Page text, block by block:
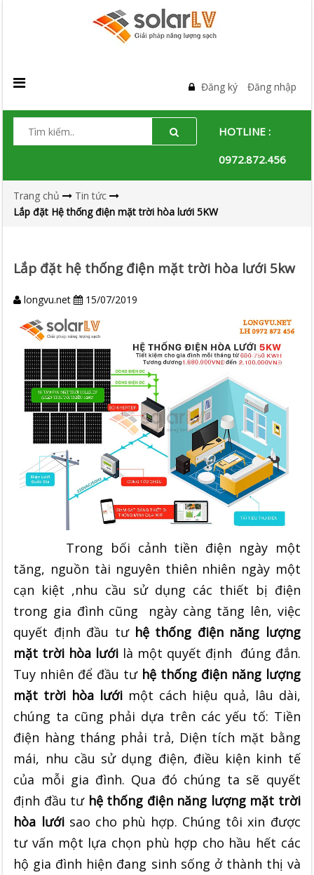
Đăng ký Đăng nhập
HOTLINE :
0972.872.456
Trang chủ
Tin tức
Lắp đặt Hệ thống điện mặt trời hòa lưới 5KW
Lắp đặt hệ thống điện mặt trời hòa lưới 5kw
longvu.net 15/07/2019
Trong bối cảnh tiền điện ngày một
tăng, nguồn tài nguyên thiên nhiên ngày một
cạn kiệt ,nhu cầu sử dụng các thiết bị điện
trong gia đình cũng ngày càng tăng lên, việc
quyết định đầu tư hệ thống điện năng lượng
mặt trời hòa lưới là một quyết định đúng đắn.
Tuy nhiên để đầu tư hệ thống điện năng lượng
mặt trời hòa lưới một cách hiệu quả, lâu dài,
chúng ta cũng phải dựa trên các yếu tố: Tiền
điện hàng tháng phải trả, Diện tích mặt bằng
mái, nhu cầu sử dụng điện, điều kiện kinh tế
của mỗi gia đình. Qua đó chúng ta sẽ quyết
định đầu tư hệ thống điện năng lượng mặt trời
hòa lưới sao cho phù hợp. Chúng tôi xin được
tư vấn một lựa chọn phù hợp cho hầu hết các
hộ gia đình hiện đang sinh sống ở thành thị và